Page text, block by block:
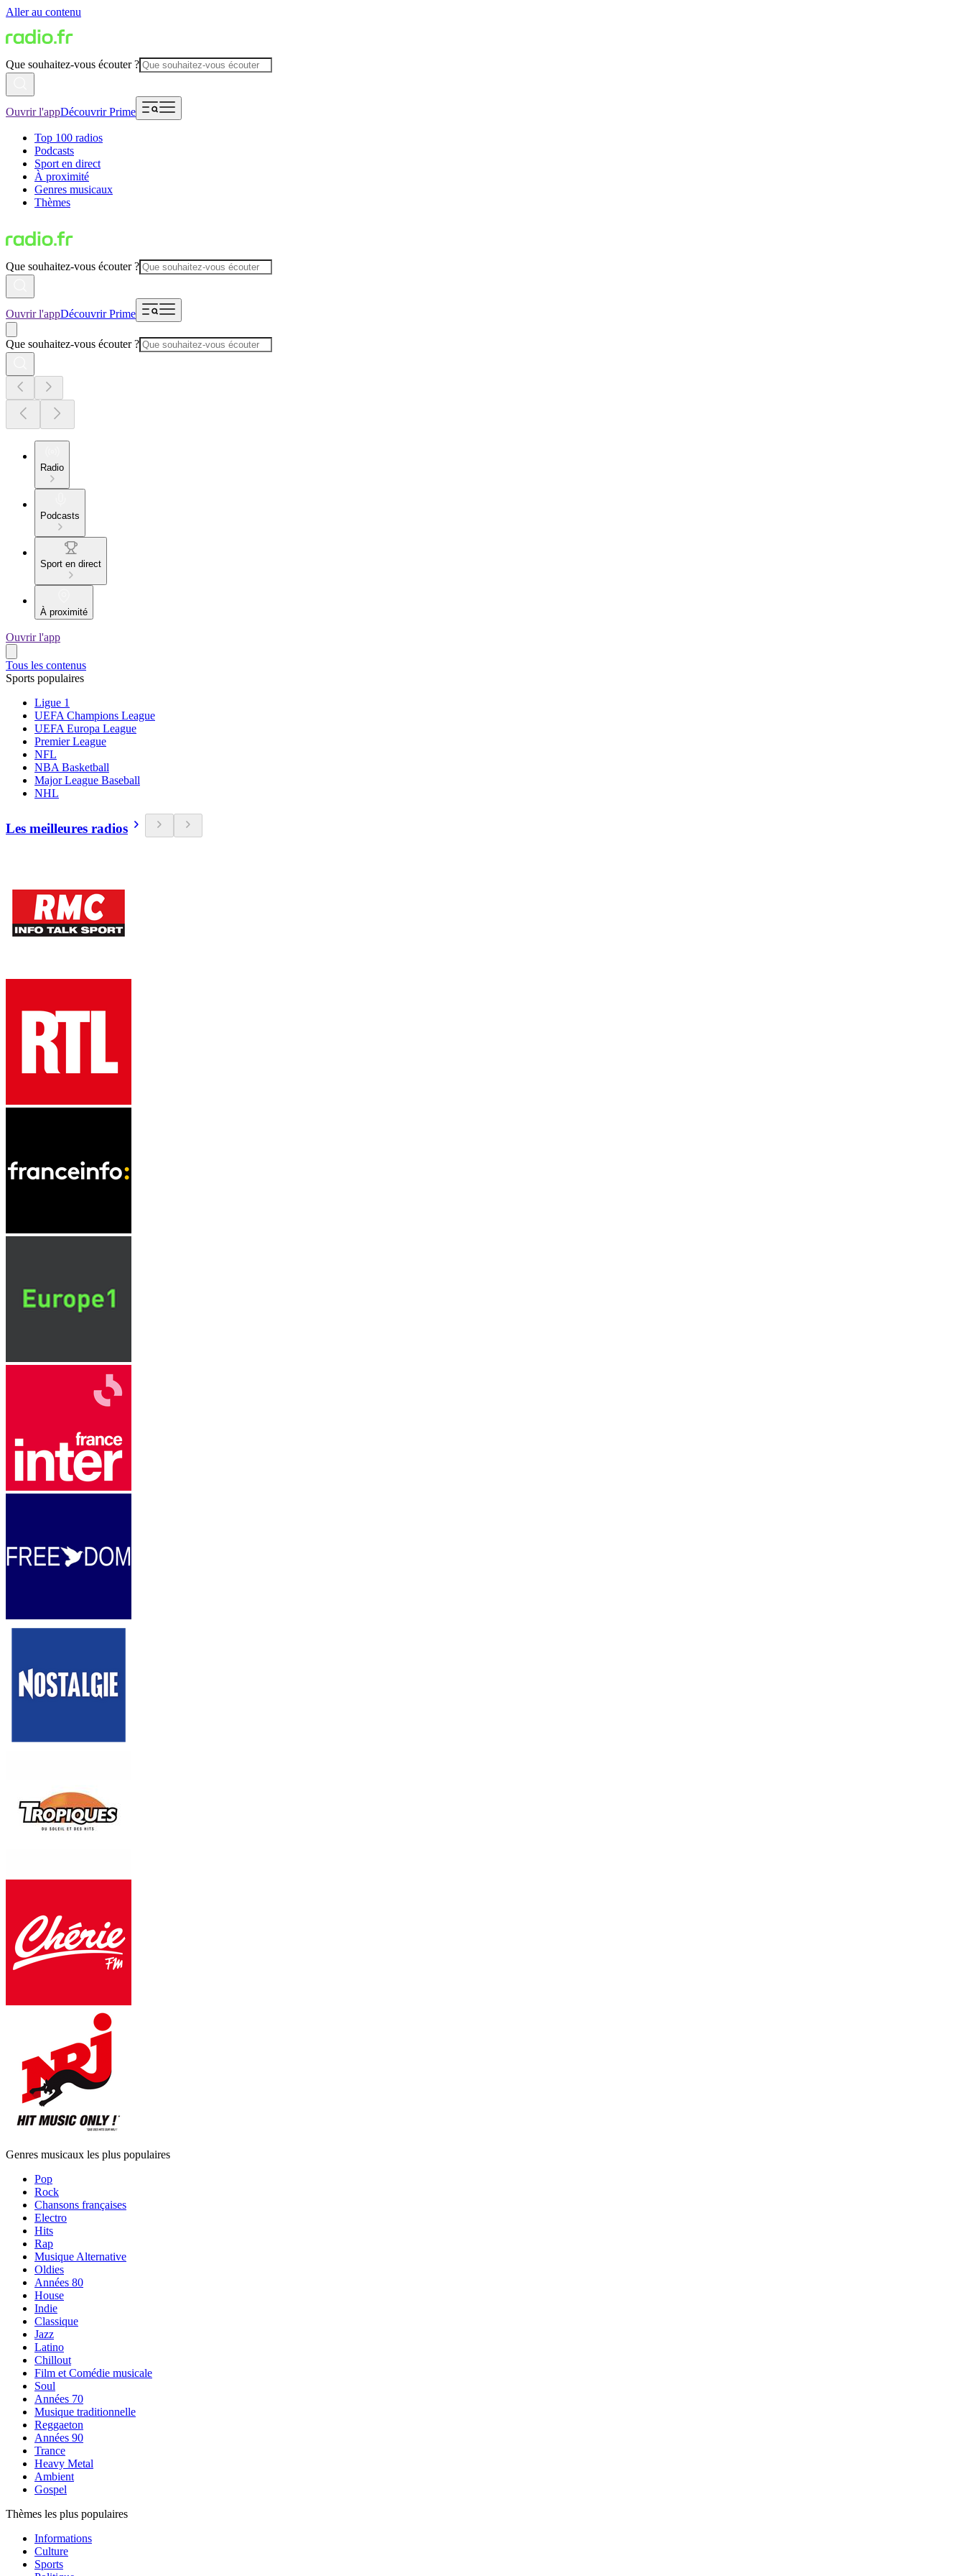
Aller au contenu
Que souhaitez-vous écouter ?
Ouvrir l'appDécouvrir Prime
Top 100 radios
Podcasts
Sport en direct
À proximité
Genres musicaux
Thèmes
Que souhaitez-vous écouter ?
Ouvrir l'appDécouvrir Prime
Que souhaitez-vous écouter ?
Radio
Podcasts
Sport en direct
À proximité
Ouvrir l'app
Tous les contenus
Sports populaires
Ligue 1
UEFA Champions League
UEFA Europa League
Premier League
NFL
NBA Basketball
Major League Baseball
NHL
Les meilleures radios
Genres musicaux les plus populaires
Pop
Rock
Chansons françaises
Electro
Hits
Rap
Musique Alternative
Oldies
Années 80
House
Indie
Classique
Jazz
Latino
Chillout
Film et Comédie musicale
Soul
Années 70
Musique traditionnelle
Reggaeton
Années 90
Trance
Heavy Metal
Ambient
Gospel
Thèmes les plus populaires
Informations
Culture
Sports